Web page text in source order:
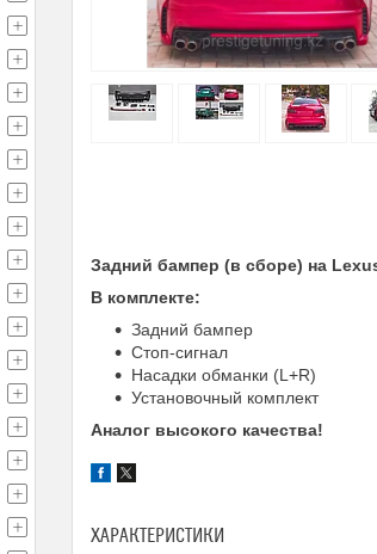
Задний бампер (в сборе) на
В комплекте:
Задний бампер
Стоп-сигнал
Насадки обманки (L+R)
Установочный комплект
Аналог высокого качества!
ХАРАКТЕРИСТИКИ